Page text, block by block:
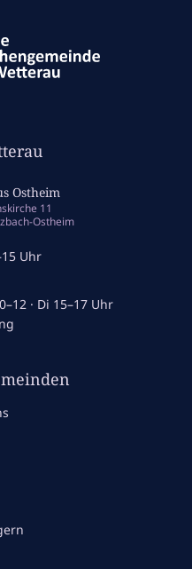
Ostheim
11
Ostheim
Uhr
· Di 15–17 Uhr